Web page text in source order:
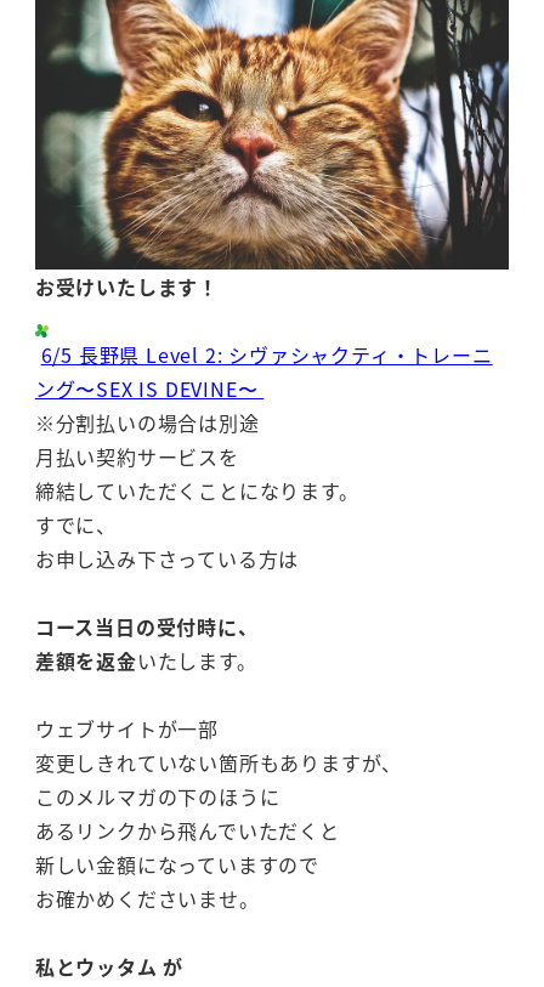
お受けいたします！
6/5 長野県 Level 2: シヴァシャクティ・トレーニ
ング〜SEX IS DEVINE〜
※分割払いの場合は別途
月払い契約サービスを
締結していただくことになります。
すでに、
お申し込み下さっている方は
コース当日の受付時に、
差額を返金いたします。
ウェブサイトが一部
変更しきれていない箇所もありますが、
このメルマガの下のほうに
あるリンクから飛んでいただくと
新しい金額になっていますので
お確かめくださいませ。
私とウッタム が